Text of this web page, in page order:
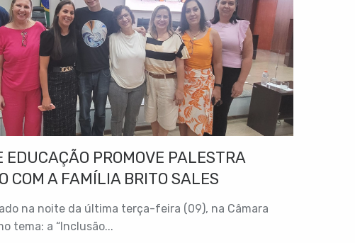
EDUCAÇÃO PROMOVE PALESTRA
COM A FAMÍLIA BRITO SALES
na noite da última terça-feira (09), na Câmara
tema: a “Inclusão...